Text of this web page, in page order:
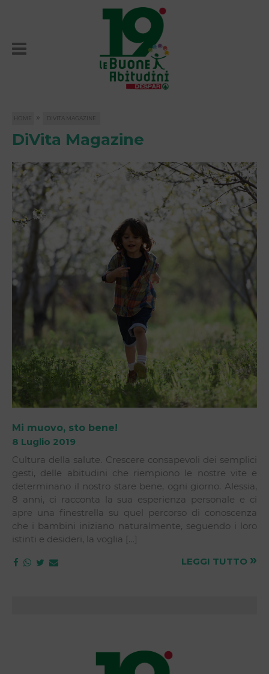
HOME » DIVITA MAGAZINE
DiVita Magazine
Mi muovo, sto bene!
8 Luglio 2019
Cultura della salute. Crescere consapevoli dei semplici
gesti, delle abitudini che riempiono le nostre vite e
determinano il nostro stare bene, ogni giorno. Alessia,
8 anni, ci racconta la sua esperienza personale e ci
apre una finestrella su quel percorso di conoscenza
che i bambini iniziano naturalmente, seguendo i loro
istinti e desideri, la voglia […]
LEGGI TUTTO »